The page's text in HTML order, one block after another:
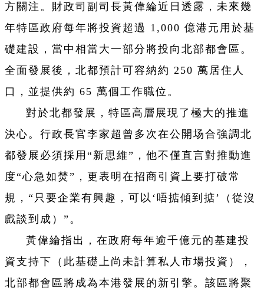
方關注。財政司副司長黃偉綸近日透露，未來幾
年特區政府每年將投資超過 1,000 億港元用於基
礎建設，當中相當大一部分將投向北部都會區。
全面發展後，北都預計可容納約 250 萬居住人
口，並提供約 65 萬個工作職位。
對於北都發展，特區高層展現了極大的推進
決心。行政長官李家超曾多次在公開场合強調北
都發展必須採用“新思維”，他不僅直言對推動進
度“心急如焚”，更表明在招商引資上要打破常
規，“只要企業有興趣，可以‘唔掂傾到掂’（從沒
戲談到成）”。
黃偉綸指出，在政府每年逾千億元的基建投
資支持下（此基礎上尚未計算私人市場投資），
北部都會區將成為本港發展的新引擎。該區將聚